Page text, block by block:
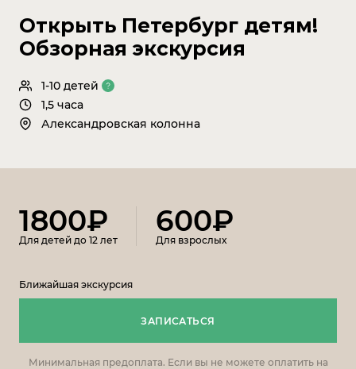
Открыть Петербург детям!
Обзорная экскурсия
1-10 детей
1,5 часа
Александровская колонна
1800₽
Для детей до 12 лет
600₽
Для взрослых
Ближайшая экскурсия
ЗАПИСАТЬСЯ
Минимальная предоплата. Если вы не можете оплатить на